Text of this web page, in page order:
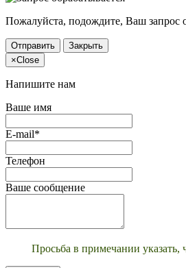
Пожалуйста, подождите, Ваш запрос
Отправить
Закрыть
×Close
Напишите нам
Ваше имя
E-mail*
Телефон
Ваше сообщение
Просьба в примечании указать,